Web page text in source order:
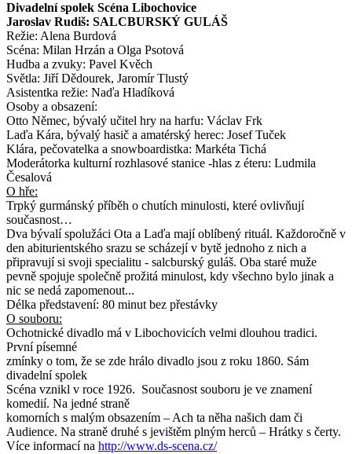
Divadelní spolek Scéna Libochovice
Jaroslav Rudiš: SALCBURSKÝ GULÁŠ
Režie: Alena Burdová
Scéna: Milan Hrzán a Olga Psotová
Hudba a zvuky: Pavel Kvěch
Světla: Jiří Dědourek, Jaromír Tlustý
Asistentka režie: Naďa Hladíková
Osoby a obsazení:
Otto Němec, bývalý učitel hry na harfu: Václav Frk
Laďa Kára, bývalý hasič a amatérský herec: Josef Tuček
Klára, pečovatelka a snowboardistka: Markéta Tichá
Moderátorka kulturní rozhlasové stanice -hlas z éteru: Ludmila
Česalová
O hře:
Trpký gurmánský příběh o chutích minulosti, které ovlivňují
současnost…
Dva bývalí spolužáci Ota a Laďa mají oblíbený rituál. Každoročně v
den abiturientského srazu se scházejí v bytě jednoho z nich a
připravují si svoji specialitu - salcburský guláš. Oba staré muže
pevně spojuje společně prožitá minulost, kdy všechno bylo jinak a
nic se nedá zapomenout...
Délka představení: 80 minut bez přestávky
O souboru:
Ochotnické divadlo má v Libochovicích velmi dlouhou tradici.
První písemné
zmínky o tom, že se zde hrálo divadlo jsou z roku 1860. Sám
divadelní spolek
Scéna vznikl v roce 1926. Současnost souboru je ve znamení
komedií. Na jedné straně
komorních s malým obsazením – Ach ta něha našich dam či
Audience. Na straně druhé s jevištěm plným herců – Hrátky s čerty.
Více informací na http://www.ds-scena.cz/